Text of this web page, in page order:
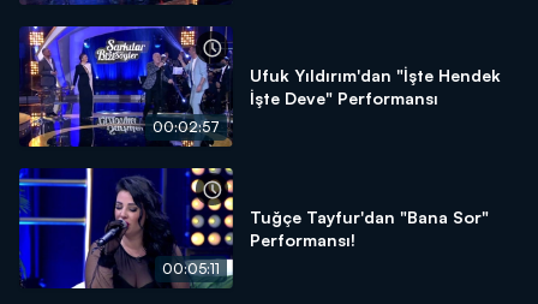
00:02:57
Ufuk Yıldırım'dan "İşte Hendek
İşte Deve" Performansı
00:05:11
Tuğçe Tayfur'dan "Bana Sor"
Performansı!